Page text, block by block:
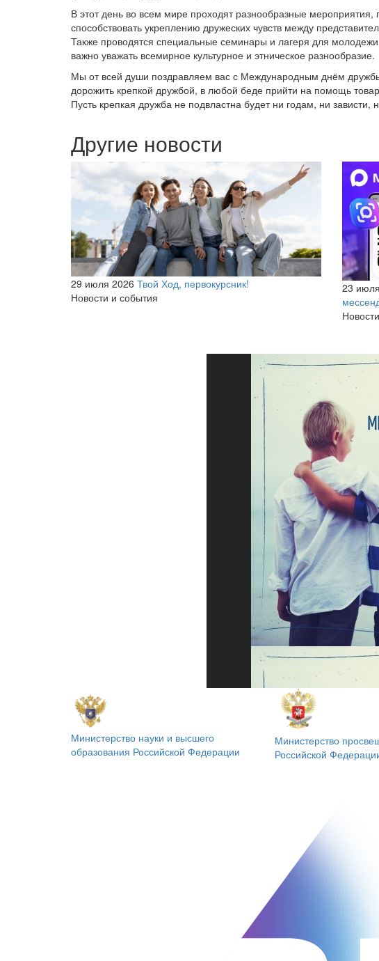
В этот день во всем мире проходят разнообразные мероприятия,
способствовать укреплению дружеских чувств между
Также проводятся специальные семинары и лагеря для
важно уважать всемирное культурное и этническое разнообразие.
Мы от всей души поздравляем вас с Международным днём
дорожить крепкой дружбой, в любой беде прийти на помощь
Пусть крепкая дружба не подвластна будет ни годам, ни
Другие новости
29 июля 2026 Твой Ход, первокурсник!
Новости и события
23
Министерство науки и высшего
образования Российской Федерации
Министерство
Российской